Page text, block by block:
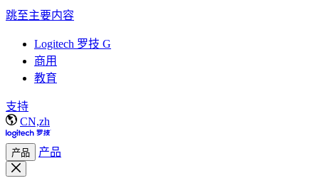
跳至主要内容
Logitech 罗技 G
商用
教育
支持
CN,zh
产品 产品